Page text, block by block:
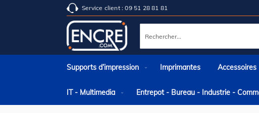
Service client : 09 51 28 81 81
Rechercher
Supports d’impression Imprimantes Accessoires
IT - Multimedia Entrepot - Bureau - Industrie -